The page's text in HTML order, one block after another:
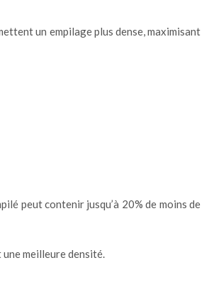
un empilage plus dense, maximisant
peut contenir jusqu’à 20% de moins de
meilleure densité.